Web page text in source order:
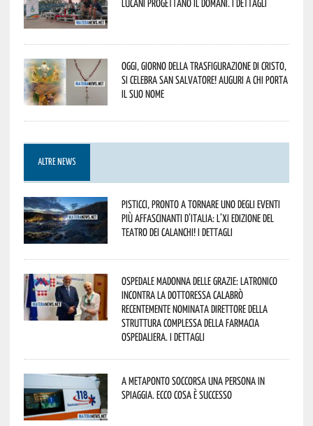
lucani progettano il domani. I dettagli
Oggi, giorno della Trasfigurazione di Cristo,
si celebra San Salvatore! Auguri a chi porta
il suo nome
ALTRE NEWS
Pisticci, pronto a tornare uno degli eventi
più affascinanti d’Italia: l’XI edizione del
Teatro dei Calanchi! I dettagli
Ospedale Madonna delle Grazie: Latronico
incontra la dottoressa Calabrò
recentemente nominata Direttore della
Struttura Complessa della Farmacia
Ospedaliera. I dettagli
A Metaponto soccorsa una persona in
spiaggia. Ecco cosa è successo